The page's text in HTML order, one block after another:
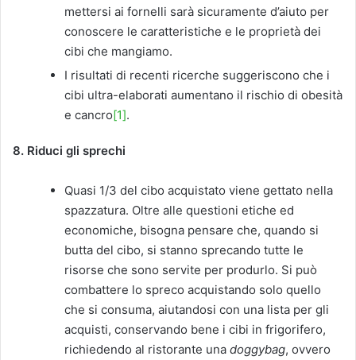
mettersi ai fornelli sarà sicuramente d’aiuto per
conoscere le caratteristiche e le proprietà dei
cibi che mangiamo.
I risultati di recenti ricerche suggeriscono che i
cibi ultra-elaborati aumentano il rischio di obesità
e cancro[1].
8. Riduci gli sprechi
Quasi 1/3 del cibo acquistato viene gettato nella
spazzatura. Oltre alle questioni etiche ed
economiche, bisogna pensare che, quando si
butta del cibo, si stanno sprecando tutte le
risorse che sono servite per produrlo. Si può
combattere lo spreco acquistando solo quello
che si consuma, aiutandosi con una lista per gli
acquisti, conservando bene i cibi in frigorifero,
richiedendo al ristorante una doggybag, ovvero